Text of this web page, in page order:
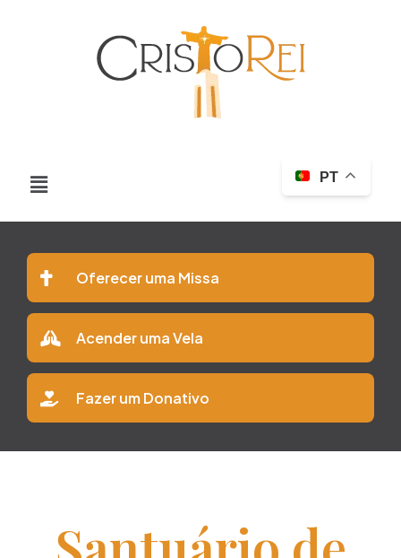
PT
Oferecer uma Missa
Acender uma Vela
Fazer um Donativo